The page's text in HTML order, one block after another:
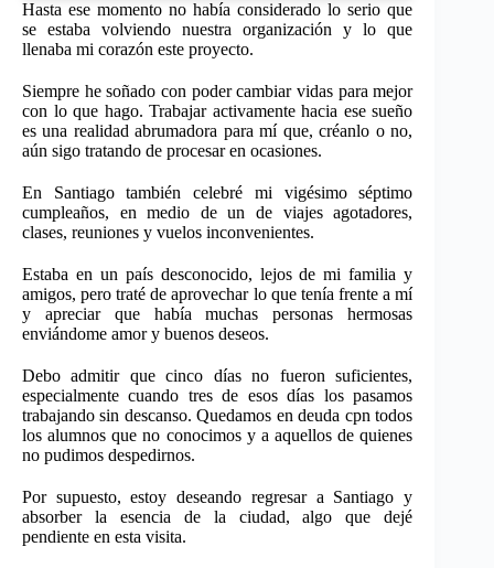
Hasta ese momento no había considerado lo serio que
se estaba volviendo nuestra organización y lo que
llenaba mi corazón este proyecto.
Siempre he soñado con poder cambiar vidas para mejor
con lo que hago. Trabajar activamente hacia ese sueño
es una realidad abrumadora para mí que, créanlo o no,
aún sigo tratando de procesar en ocasiones.
En Santiago también celebré mi vigésimo séptimo
cumpleaños, en medio de un de viajes agotadores,
clases, reuniones y vuelos inconvenientes.
Estaba en un país desconocido, lejos de mi familia y
amigos, pero traté de aprovechar lo que tenía frente a mí
y apreciar que había muchas personas hermosas
enviándome amor y buenos deseos.
Debo admitir que cinco días no fueron suficientes,
especialmente cuando tres de esos días los pasamos
trabajando sin descanso. Quedamos en deuda cpn todos
los alumnos que no conocimos y a aquellos de quienes
no pudimos despedirnos.
Por supuesto, estoy deseando regresar a Santiago y
absorber la esencia de la ciudad, algo que dejé
pendiente en esta visita.